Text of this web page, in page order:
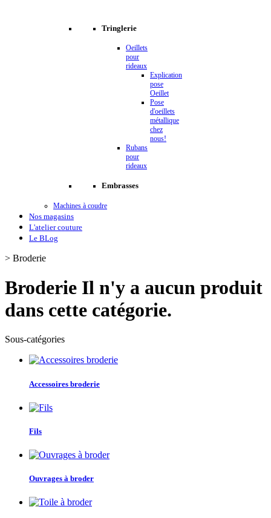
Tringlerie
Oeillets
pour
rideaux
Explication
pose
Oeillet
Pose
d'oeillets
métallique
chez
nous!
Rubans
pour
rideaux
Embrasses
Machines à coudre
Nos magasins
L'atelier couture
Le BLog
> Broderie
Broderie Il n'y a aucun produit
dans cette catégorie.
Sous-catégories
Accessoires broderie
Fils
Ouvrages à broder